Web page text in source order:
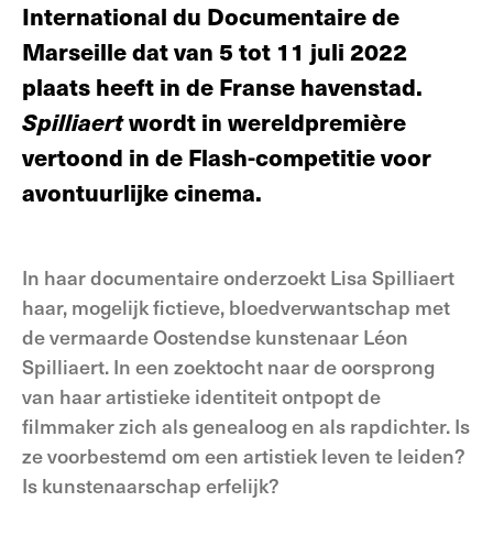
International du Documentaire de
Marseille dat van 5 tot 11 juli 2022
plaats heeft in de Franse havenstad.
Spilliaertwordt in wereldpremière
vertoond in de Flash-competitie voor
avontuurlijke cinema.
In haar documentaire onderzoekt Lisa Spilliaert
haar, mogelijk fictieve, bloedverwantschap met
de vermaarde Oostendse kunstenaar Léon
Spilliaert. In een zoektocht naar de oorsprong
van haar artistieke identiteit ontpopt de
filmmaker zich als genealoog en als rapdichter. Is
ze voorbestemd om een artistiek leven te leiden?
Is kunstenaarschap erfelijk?